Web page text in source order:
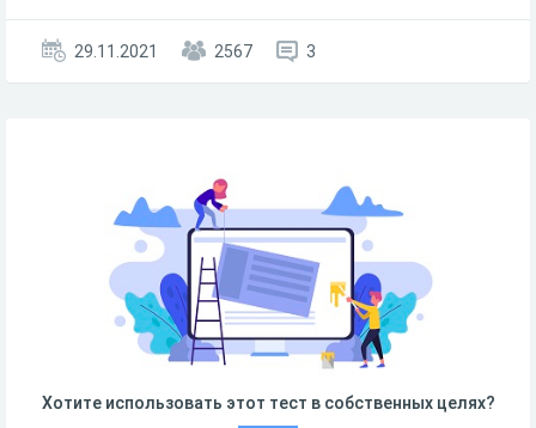
29.11.2021 2567 3
Хотите использовать этот тест в собственных целях?